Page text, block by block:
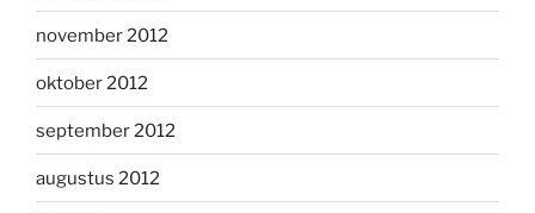
november 2012
oktober 2012
september 2012
augustus 2012